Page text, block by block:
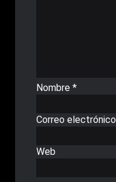
Nombre *
Correo electrónico
Web